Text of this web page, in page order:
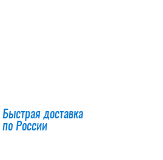
Быстрая доставка
по России